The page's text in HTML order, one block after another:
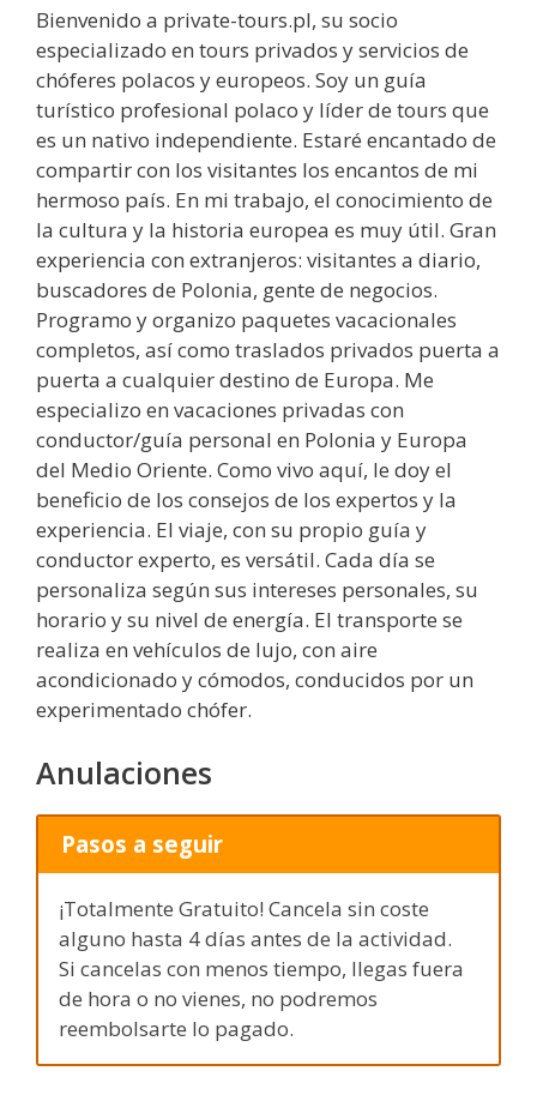
Bienvenido a private-tours.pl, su socio
especializado en tours privados y servicios de
chóferes polacos y europeos. Soy un guía
turístico profesional polaco y líder de tours que
es un nativo independiente. Estaré encantado de
compartir con los visitantes los encantos de mi
hermoso país. En mi trabajo, el conocimiento de
la cultura y la historia europea es muy útil. Gran
experiencia con extranjeros: visitantes a diario,
buscadores de Polonia, gente de negocios.
Programo y organizo paquetes vacacionales
completos, así como traslados privados puerta a
puerta a cualquier destino de Europa. Me
especializo en vacaciones privadas con
conductor/guía personal en Polonia y Europa
del Medio Oriente. Como vivo aquí, le doy el
beneficio de los consejos de los expertos y la
experiencia. El viaje, con su propio guía y
conductor experto, es versátil. Cada día se
personaliza según sus intereses personales, su
horario y su nivel de energía. El transporte se
realiza en vehículos de lujo, con aire
acondicionado y cómodos, conducidos por un
experimentado chófer.
Anulaciones
Pasos a seguir
¡Totalmente Gratuito! Cancela sin coste
alguno hasta 4 días antes de la actividad.
Si cancelas con menos tiempo, llegas fuera
de hora o no vienes, no podremos
reembolsarte lo pagado.